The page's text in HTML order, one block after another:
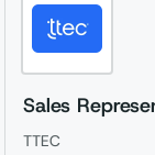
TTEC